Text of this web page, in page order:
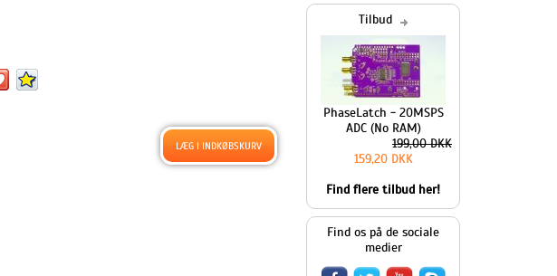
Tilbud
PhaseLatch - 20MSPS
ADC (No RAM)
199,00 DKK
159,20 DKK
Find flere tilbud her!
Find os på de sociale
medier